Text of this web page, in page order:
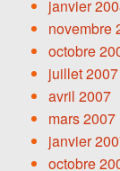
janvier
novembre
octobre
juillet 2007
avril 2007
mars 2007
janvier
octobre